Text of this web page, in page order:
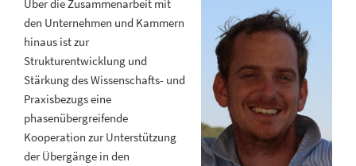
Über die Zusammenarbeit mit
den Unternehmen und Kammern
hinaus ist zur
Strukturentwicklung und
Stärkung des Wissenschafts- und
Praxisbezugs eine
phasenübergreifende
Kooperation zur Unterstützung
der Übergänge in den